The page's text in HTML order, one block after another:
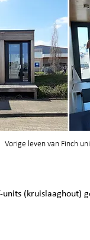
Vorige leven van Finch
units (kruislaaghout)